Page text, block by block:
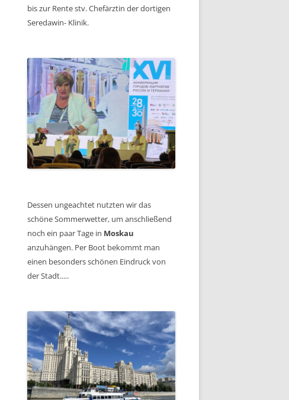
bis zur Rente stv. Chefärztin der dortigen
Seredawin- Klinik.
Dessen ungeachtet nutzten wir das
schöne Sommerwetter, um anschließend
noch ein paar Tage in Moskau
anzuhängen. Per Boot bekommt man
einen besonders schönen Eindruck von
der Stadt.....